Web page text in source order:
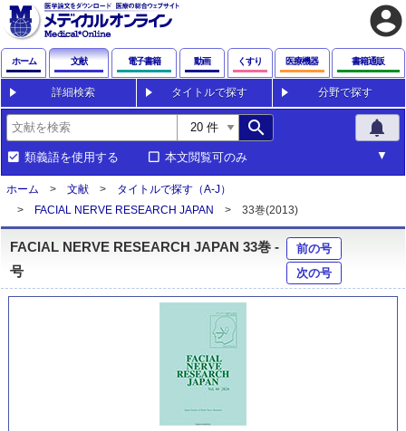
account_circle
ホーム 文献 電子書籍 動画 くすり 医療機器 書籍通販
詳細検索 タイトルで探す 分野で探す
search notifications
類義語を使用する 本文閲覧可のみ
ホーム 文献
タイトルで探す（A-J）
FACIAL NERVE RESEARCH JAPAN
33巻(2013)
FACIAL NERVE RESEARCH JAPAN 33巻 -
号
前の号
次の号